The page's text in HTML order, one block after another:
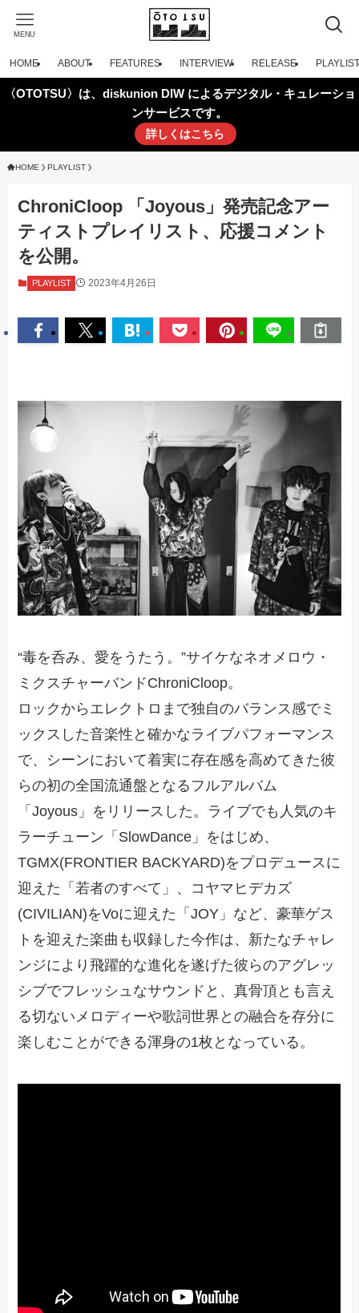
MENU
HOME ABOUT FEATURES INTERVIEW RELEASE PLAYLIST
〈OTOTSU〉は、diskunion DIW によるデジタル・キュレーショ
ンサービスです。
詳しくはこちら
HOME PLAYLIST
ChroniCloop 「Joyous」発売記念アー
ティストプレイリスト、応援コメント
を公開。
PLAYLIST 2023年4月26日
“毒を呑み、愛をうたう。”サイケなネオメロウ・
ミクスチャーバンドChroniCloop。
ロックからエレクトロまで独自のバランス感でミ
ックスした音楽性と確かなライブパフォーマンス
で、シーンにおいて着実に存在感を高めてきた彼
らの初の全国流通盤となるフルアルバム
「Joyous」をリリースした。ライブでも人気のキ
ラーチューン「SlowDance」をはじめ、
TGMX(FRONTIER BACKYARD)をプロデュースに
迎えた「若者のすべて」、コヤマヒデカズ
(CIVILIAN)をVoに迎えた「JOY」など、豪華ゲス
トを迎えた楽曲も収録した今作は、新たなチャレ
ンジにより飛躍的な進化を遂げた彼らのアグレッ
シブでフレッシュなサウンドと、真骨頂とも言え
る切ないメロディーや歌詞世界との融合を存分に
楽しむことができる渾身の1枚となっている。